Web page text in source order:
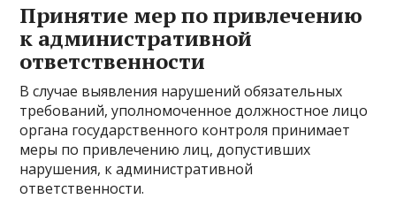
Принятие мер по привлечению
к административной
ответственности
В случае выявления нарушений обязательных
требований, уполномоченное должностное лицо
органа государственного контроля принимает
меры по привлечению лиц, допустивших
нарушения, к административной
ответственности.